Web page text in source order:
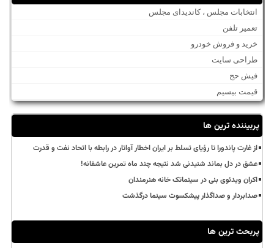
انتخابات مجلس ، کاندیدای مجلس
تعمیر تلفن
خرید و فروش خودرو
طراحی سایت
فیش حج
قیمت بیسیم
پربیننده ترین ها
از غارت پاندورا تا رؤیای تسلط بر ایران اخطار آواتار در رابطه با اتحاد نفت و قدرت
عشق در دل بماند شنیدنی شد نتیجه چند ماه تمرین عاشقانه!
اکران ویدئوی بنی در سینماتک خانه هنرمندان
صدابردار و صداگذار پیشکسوت سینما درگذشت
پربحث ترین ها